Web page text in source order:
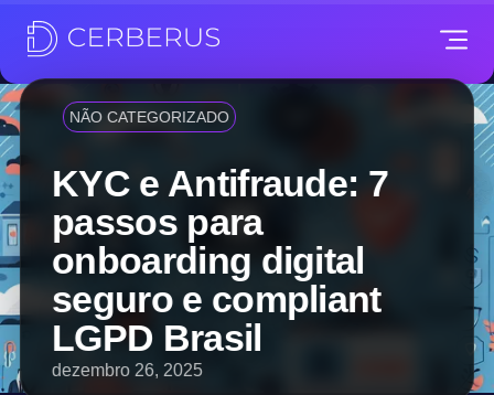
NÃO CATEGORIZADO
KYC e Antifraude: 7
passos para
onboarding digital
seguro e compliant
LGPD Brasil
dezembro 26, 2025